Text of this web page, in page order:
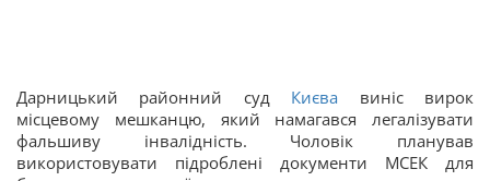
Дарницький районний суд Києва виніс вирок
місцевому мешканцю, який намагався легалізувати
фальшиву інвалідність. Чоловік планував
використовувати підроблені документи МСЕК для